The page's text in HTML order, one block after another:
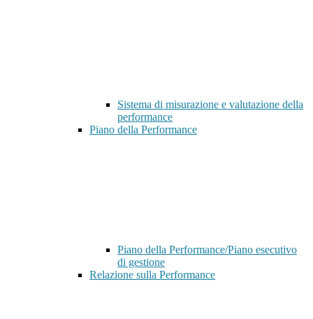
Sistema di misurazione e valutazione della
performance
Piano della Performance
Piano della Performance/Piano esecutivo
di gestione
Relazione sulla Performance